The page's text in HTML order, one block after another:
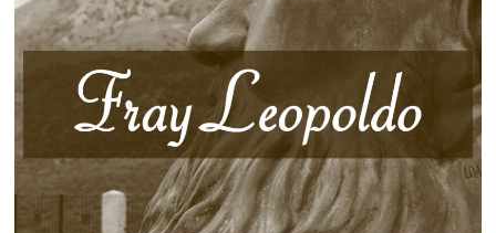
Inz-
Almaraz